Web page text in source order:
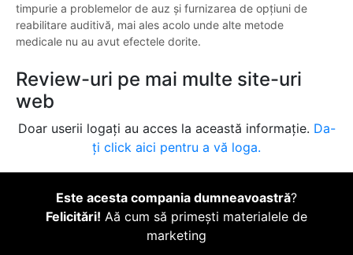
timpurie a problemelor de auz și furnizarea de opțiuni de
reabilitare auditivă, mai ales acolo unde alte metode
medicale nu au avut efectele dorite.
Review-uri pe mai multe site-uri
web
Doar userii logați au acces la această informație. Da-
ți click aici pentru a vă loga.
Este acesta compania dumneavoastră?
Felicitări! Aă cum să primești materialele de
marketing